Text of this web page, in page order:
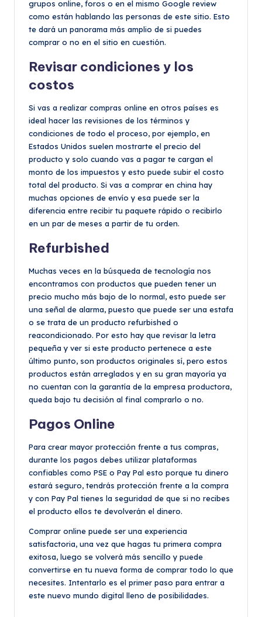
grupos online, foros o en el mismo Google review
como están hablando las personas de este sitio. Esto
te dará un panorama más amplio de si puedes
comprar o no en el sitio en cuestión.
Revisar condiciones y los
costos
Si vas a realizar compras online en otros países es
ideal hacer las revisiones de los términos y
condiciones de todo el proceso, por ejemplo, en
Estados Unidos suelen mostrarte el precio del
producto y solo cuando vas a pagar te cargan el
monto de los impuestos y esto puede subir el costo
total del producto. Si vas a comprar en china hay
muchas opciones de envío y esa puede ser la
diferencia entre recibir tu paquete rápido o recibirlo
en un par de meses a partir de tu orden.
Refurbished
Muchas veces en la búsqueda de tecnología nos
encontramos con productos que pueden tener un
precio mucho más bajo de lo normal, esto puede ser
una señal de alarma, puesto que puede ser una estafa
o se trata de un producto refurbished o
reacondicionado. Por esto hay que revisar la letra
pequeña y ver si este producto pertenece a este
último punto, son productos originales sí, pero estos
productos están arreglados y en su gran mayoría ya
no cuentan con la garantía de la empresa productora,
queda bajo tu decisión al final comprarlo o no.
Pagos Online
Para crear mayor protección frente a tus compras,
durante los pagos debes utilizar plataformas
confiables como PSE o Pay Pal esto porque tu dinero
estará seguro, tendrás protección frente a la compra
y con Pay Pal tienes la seguridad de que si no recibes
el producto ellos te devolverán el dinero.
Comprar online puede ser una experiencia
satisfactoria, una vez que hagas tu primera compra
exitosa, luego se volverá más sencillo y puede
convertirse en tu nueva forma de comprar todo lo que
necesites. Intentarlo es el primer paso para entrar a
este nuevo mundo digital lleno de posibilidades.